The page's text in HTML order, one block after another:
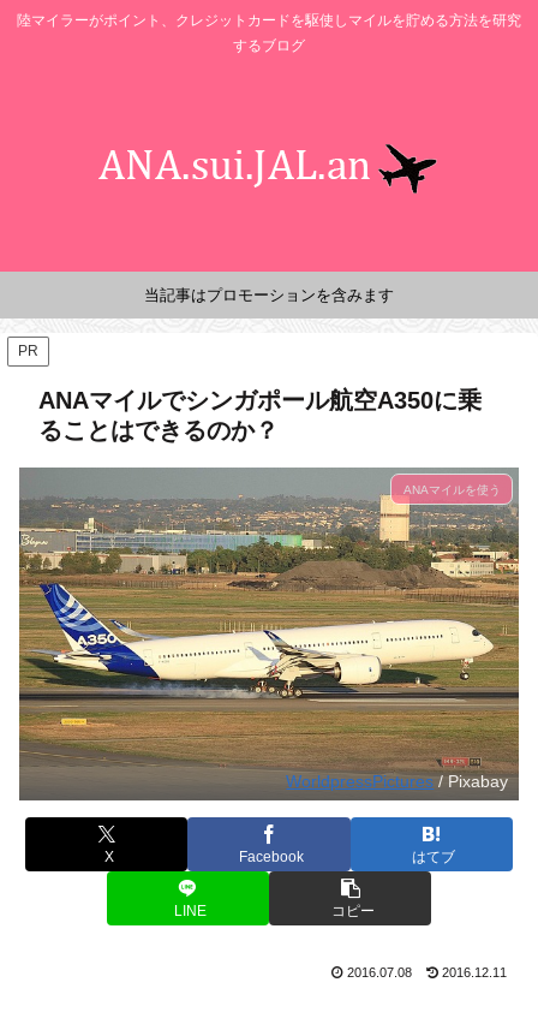
陸マイラーがポイント、クレジットカードを駆使しマイルを貯める方法を研究
するブログ
当記事はプロモーションを含みます
PR
ANAマイルでシンガポール航空A350に乗
ることはできるのか？
ANAマイルを使う
WorldpressPictures / Pixabay
X Facebook はてブ
LINE コピー
2016.07.08 2016.12.11